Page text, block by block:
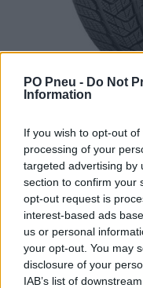
PO Pneu - Do Not
Information
If you wish to opt-out
processing of your
targeted advertising by
section to confirm your
opt-out request is
interest-based ads
us or personal
your opt-out. You may
disclosure of your
IAB’s list of
364,50 €
Tovar je skladom u
-